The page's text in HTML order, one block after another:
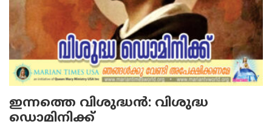
ഇന്നത്തെ വിശുദ്ധന്‍: വിശുദ്ധ
ഡൊമിനിക്ക്